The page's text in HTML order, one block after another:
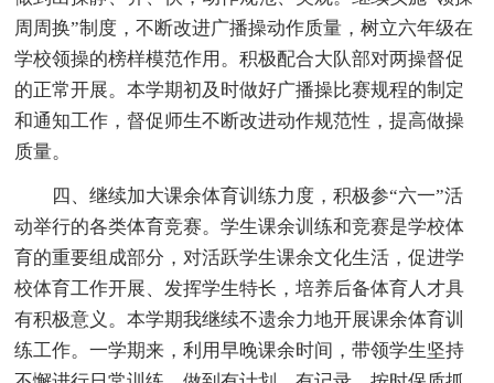
周周换”制度，不断改进广播操动作质量，树立六年级在
学校领操的榜样模范作用。积极配合大队部对两操督促
的正常开展。本学期初及时做好广播操比赛规程的制定
和通知工作，督促师生不断改进动作规范性，提高做操
质量。
四、继续加大课余体育训练力度，积极参“六一”活
动举行的各类体育竞赛。学生课余训练和竞赛是学校体
育的重要组成部分，对活跃学生课余文化生活，促进学
校体育工作开展、发挥学生特长，培养后备体育人才具
有积极意义。本学期我继续不遗余力地开展课余体育训
练工作。一学期来，利用早晚课余时间，带领学生坚持